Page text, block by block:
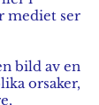
mediet ser
bild av en
orsaker,